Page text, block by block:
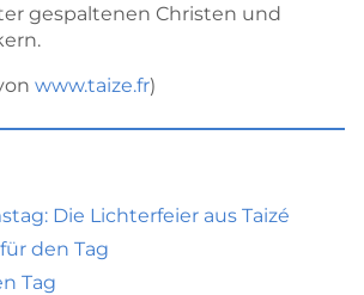
gespaltenen Christen und
www.taize.fr)
Die Lichterfeier aus Taizé
den Tag
Tag